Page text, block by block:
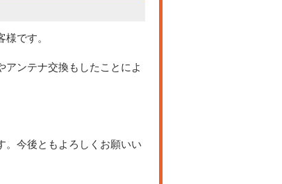
です。
アンテナ交換もしたことによ
。今後ともよろしくお願いい